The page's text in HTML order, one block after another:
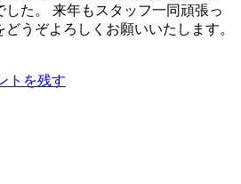
た。 来年もスタッフ一同頑張っ
うぞよろしくお願いいたします。
トを残す